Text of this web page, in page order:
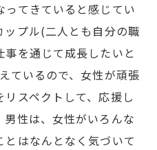
ってきていると感じてい
ップル(二人とも自分の職
を通じて成長したいと
ているので、女性が頑張
スペクトして、応援し
性は、女性がいろんな
はなんとなく気づいて